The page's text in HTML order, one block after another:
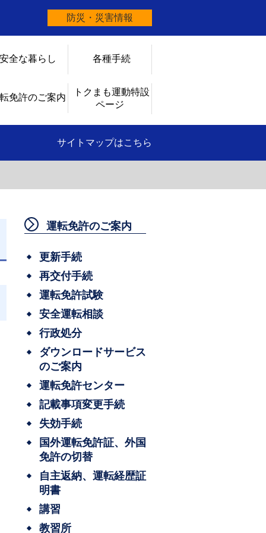
防災・災害情報
全な暮らし 各種手続
免許のご案内
トクまも運動特設
ページ
サイトマップはこちら
運転免許のご案内
更新手続
再交付手続
運転免許試験
安全運転相談
行政処分
ダウンロードサービス
のご案内
運転免許センター
記載事項変更手続
失効手続
国外運転免許証、外国
免許の切替
自主返納、運転経歴証
明書
講習
教習所